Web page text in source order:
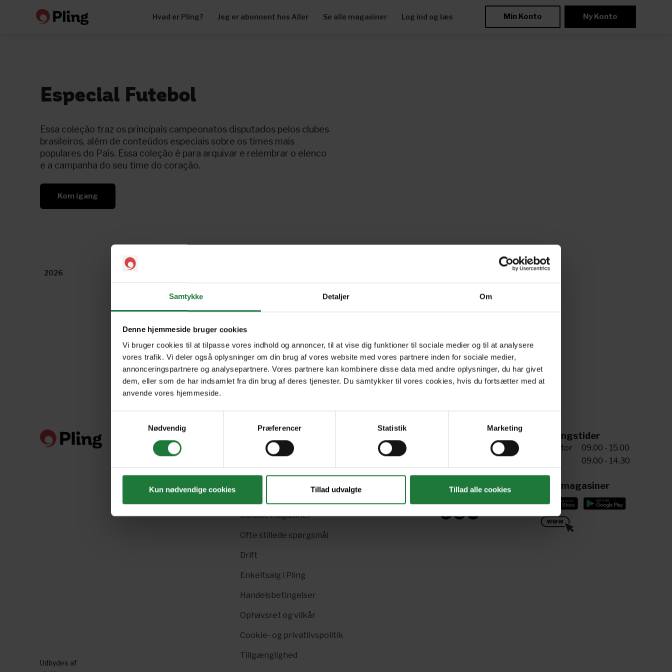
Samtykke Detaljer Om
Denne hjemmeside bruger cookies
Vi bruger cookies til at tilpasse vores indhold og annoncer, til at vise dig funktioner til sociale medier og til at analysere
vores trafik. Vi deler også oplysninger om din brug af vores website med vores partnere inden for sociale medier,
annonceringspartnere og analysepartnere. Vores partnere kan kombinere disse data med andre oplysninger, du har givet
dem, eller som de har indsamlet fra din brug af deres tjenester. Du samtykker til vores cookies, hvis du fortsætter med at
anvende vores hjemmeside.
Nødvendig
Præferencer Statistik Marketing
Kun nødvendige cookies Tillad udvalgte Tillad alle cookies
Hvad er Pling? Jeg er abonnent hos Aller Se alle magasiner Log ind og læs Min Konto Ny Konto
Especial Futebol
Essa coleção traz os principais campeonatos disputados pelos clubes
brasileiros, além de conteúdos especiais sobre os times mais
populares do País. Essa coleção é para arquivar e relembrar o elenco
e a campanha do seu time do coração.
Kom igang
2026
Forrige Næste
Gavekort
Pling Favorit
Danske magasiner
Ofte stillede spørgsmål
Drift
Enkeltsalg i Pling
Handelsbetingelser
Ophavsret og vilkår
Cookie- og privatlivspolitik
Tillgænglighed
+45 72 34 20 81
Skriv til os
Åbningstider
Man-tor
09.00 - 15.00
09.00 - 14.30
Læs magasiner
Udbydes af